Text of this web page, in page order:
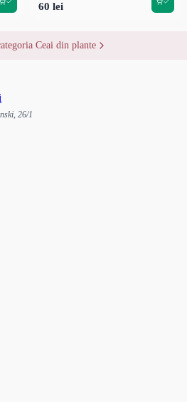
60 lei
Ceai din plante
26/1